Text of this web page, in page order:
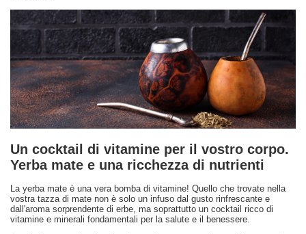
Un cocktail di vitamine per il vostro corpo.
Yerba mate e una ricchezza di nutrienti
La yerba mate è una vera bomba di vitamine! Quello che trovate nella
vostra tazza di mate non è solo un infuso dal gusto rinfrescante e
dall'aroma sorprendente di erbe, ma soprattutto un cocktail ricco di
vitamine e minerali fondamentali per la salute e il benessere.